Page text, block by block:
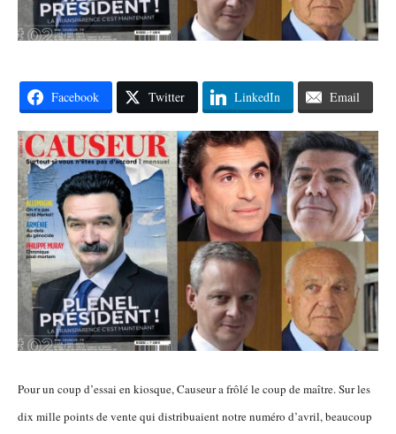
Facebook Twitter LinkedIn Email
Pour un coup d’essai en kiosque, Causeur a frôlé le coup de maître. Sur les
dix mille points de vente qui distribuaient notre numéro d’avril, beaucoup